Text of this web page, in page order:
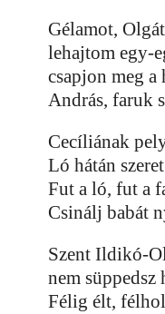
Gélamot,
lehajtom egy-
csapjon meg a
András, faruk
Cecíliának
Ló hátán
Fut a ló, fut a
Csinálj babát
Szent Ildikó-
nem süppedsz
Félig élt,